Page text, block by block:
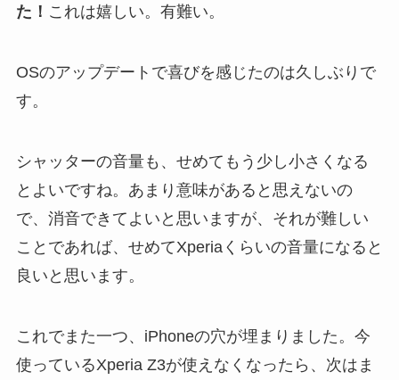
た！ これは嬉しい。有難い。
OSのアップデートで喜びを感じたのは久しぶりで
す。
シャッターの音量も、せめてもう少し小さくなる
とよいですね。あまり意味があると思えないの
で、消音できてよいと思いますが、それが難しい
ことであれば、せめてXperiaくらいの音量になると
良いと思います。
これでまた一つ、iPhoneの穴が埋まりました。今
使っているXperia Z3が使えなくなったら、次はま